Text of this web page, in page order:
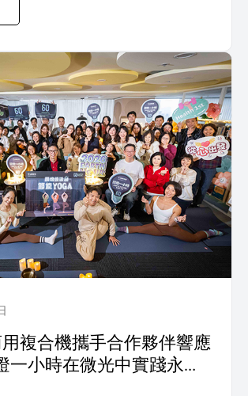
複合機攜手合作夥伴響應
一小時在微光中實踐永續